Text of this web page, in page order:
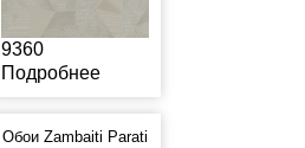
9360
Подробнее
Обои Zambaiti Parati